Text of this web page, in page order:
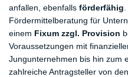
anfallen, ebenfalls förderfähig
Fördermittelberatung für
einem Fixum zzgl. Provision
Voraussetzungen mit
Jungunternehmen bis hin zum
zahlreiche Antragsteller von